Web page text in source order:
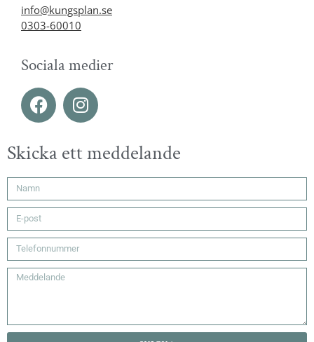
info@kungsplan.se
0303-60010
Sociala medier
Skicka ett meddelande